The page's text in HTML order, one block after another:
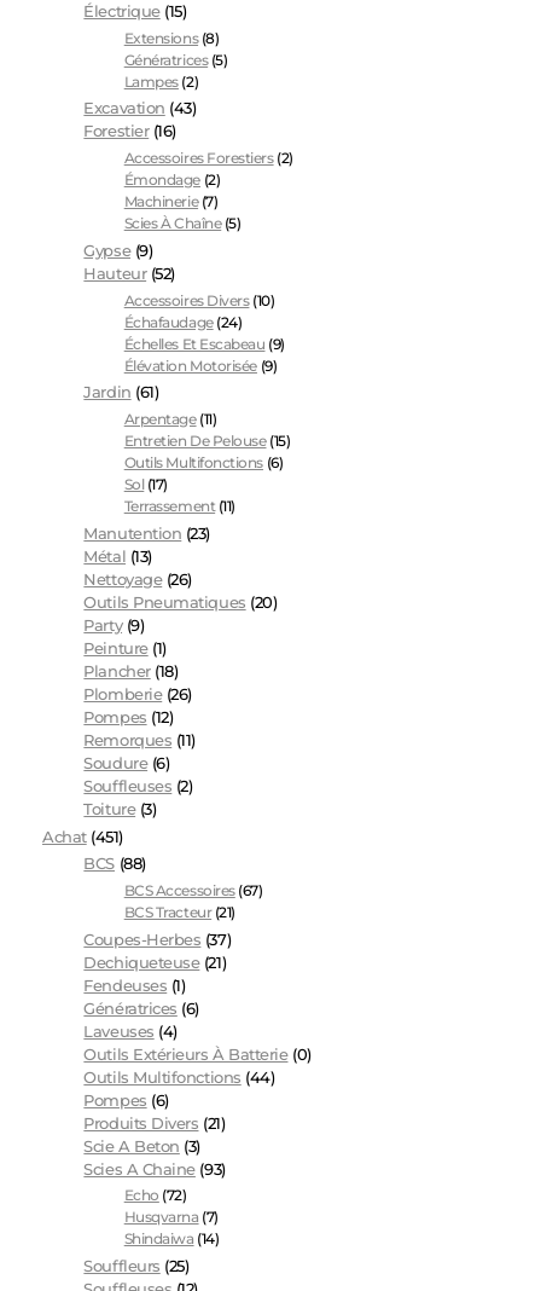
Électrique (15)
Extensions (8)
Génératrices (5)
Lampes (2)
Excavation (43)
Forestier (16)
Accessoires Forestiers (2)
Émondage (2)
Machinerie (7)
Scies À Chaîne (5)
Gypse (9)
Hauteur (52)
Accessoires Divers (10)
Échafaudage (24)
Échelles Et Escabeau (9)
Élévation Motorisée (9)
Jardin (61)
Arpentage (11)
Entretien De Pelouse (15)
Outils Multifonctions (6)
Sol (17)
Terrassement (11)
Manutention (23)
Métal (13)
Nettoyage (26)
Outils Pneumatiques (20)
Party (9)
Peinture (1)
Plancher (18)
Plomberie (26)
Pompes (12)
Remorques (11)
Soudure (6)
Souffleuses (2)
Toiture (3)
Achat (451)
BCS (88)
BCS Accessoires (67)
BCS Tracteur (21)
Coupes-Herbes (37)
Dechiqueteuse (21)
Fendeuses (1)
Génératrices (6)
Laveuses (4)
Outils Extérieurs À Batterie (0)
Outils Multifonctions (44)
Pompes (6)
Produits Divers (21)
Scie A Beton (3)
Scies A Chaine (93)
Echo (72)
Husqvarna (7)
Shindaiwa (14)
Souffleurs (25)